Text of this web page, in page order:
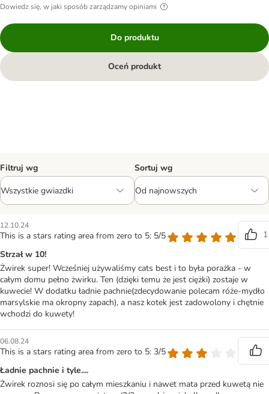
Dowiedz się, w jaki sposób zarządzamy opiniami
Do produktu
Oceń produkt
Filtruj wg Sortuj wg
12.10.24
This is a stars rating area from zero to 5: 5/5
1
Strzał w 10!
Żwirek super! Wcześniej używaliśmy cats best i to była porażka - w
całym domu pełno żwirku. Ten (dzięki temu że jest ciężki) zostaje w
kuwecie! W dodatku ładnie pachnie(zdecydowanie polecam róże-mydło
marsylskie ma okropny zapach), a nasz kotek jest zadowolony i chętnie
wchodzi do kuwety!
06.08.24
This is a stars rating area from zero to 5: 3/5
Ładnie pachnie i tyle....
Żwirek roznosi się po całym mieszkaniu i nawet mata przed kuwetą nie